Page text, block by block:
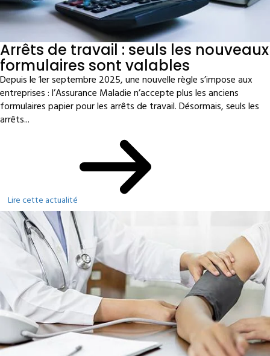
Arrêts de travail : seuls les nouveaux
formulaires sont valables
Depuis le 1er septembre 2025, une nouvelle règle s’impose aux
entreprises : l’Assurance Maladie n’accepte plus les anciens
formulaires papier pour les arrêts de travail. Désormais, seuls les
arrêts...
Lire cette actualité